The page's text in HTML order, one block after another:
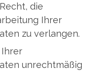
die
Ihrer
zu verlangen.
unrechtmäßig